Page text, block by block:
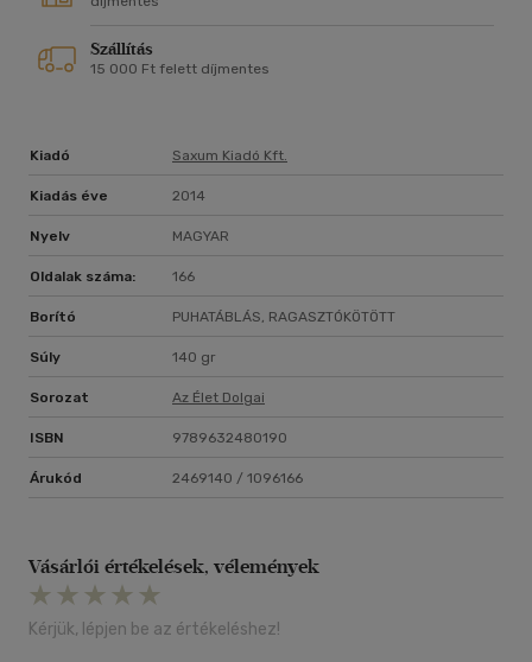
Szállítás
15 000 Ft felett díjmentes
Kiadó Saxum Kiadó Kft.
Kiadás éve 2014
Nyelv MAGYAR
Oldalak száma: 166
Borító PUHATÁBLÁS, RAGASZTÓKÖTÖTT
Súly 140 gr
Sorozat Az Élet Dolgai
ISBN 9789632480190
Árukód 2469140 / 1096166
Vásárlói értékelések, vélemények
Kérjük, lépjen be az értékeléshez!